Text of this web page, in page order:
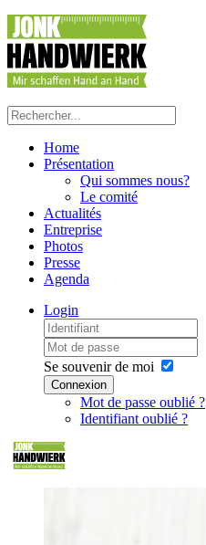
Home
Présentation
Qui sommes nous?
Le comité
Actualités
Entreprise
Photos
Presse
Agenda
Login
Se souvenir de moi
Connexion
Mot de passe oublié ?
Identifiant oublié ?